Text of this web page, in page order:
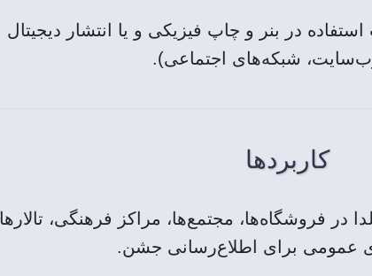
استفاده در بنر و چاپ فیزیکی و یا انتشار دیجیتال
شبکه‌های اجتماعی).
کاربردها
فروشگاه‌ها، مجتمع‌ها، مراکز فرهنگی، تالارها
عمومی برای اطلاع‌رسانی جشن.